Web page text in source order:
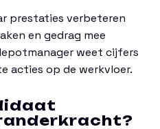
prestaties verbeteren
en gedrag mee
weet cijfers
acties op de werkvloer.